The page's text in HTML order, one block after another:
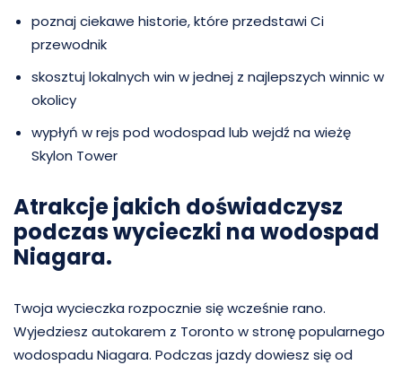
poznaj ciekawe historie, które przedstawi Ci
przewodnik
skosztuj lokalnych win w jednej z najlepszych winnic w
okolicy
wypłyń w rejs pod wodospad lub wejdź na wieżę
Skylon Tower
Atrakcje jakich doświadczysz
podczas wycieczki na wodospad
Niagara.
Twoja wycieczka rozpocznie się wcześnie rano.
Wyjedziesz autokarem z Toronto w stronę popularnego
wodospadu Niagara. Podczas jazdy dowiesz się od